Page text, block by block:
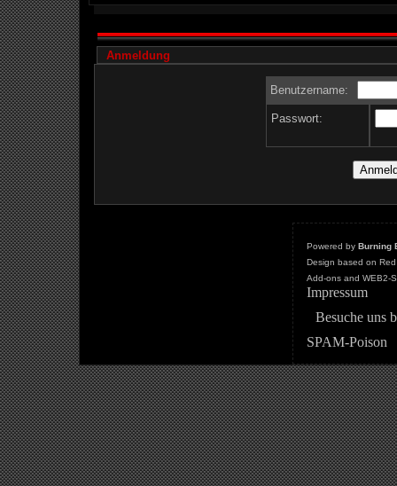
Anmeldung
Benutzername:
Passwort:
Powered by Burning
Design based on
Add-ons and WEB2-
Impressum
Besuche uns
SPAM-Poison